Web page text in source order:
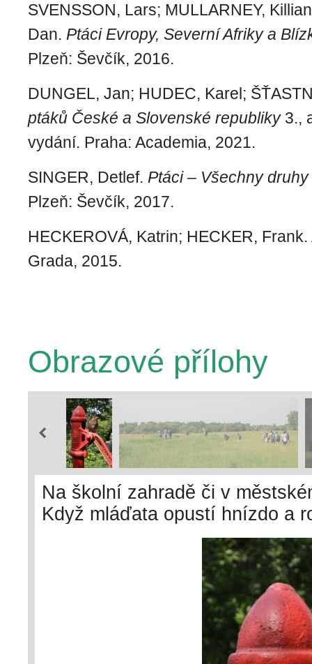
SVENSSON, Lars; MULLARNEY,
Dan. Ptáci Evropy, Severní Afriky a
Plzeň: Ševčík, 2016.
DUNGEL, Jan; HUDEC, Karel;
ptáků České a Slovenské republiky3.,
vydání. Praha: Academia, 2021.
SINGER, Detlef. Ptáci – Všechny
Plzeň: Ševčík, 2017.
HECKEROVÁ, Katrin; HECKER, Frank.
Grada, 2015.
Obrazové přílohy
Na školní zahradě či v
Když mláďata opustí hnízdo a
k blízkým setkáním, která
jak naložit s nalezeným
péči krmivých a nekrmivých